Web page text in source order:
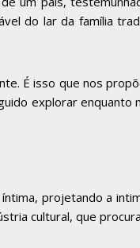
do lar da família
É isso que nos
explorar enquanto
projetando a
cultural, que